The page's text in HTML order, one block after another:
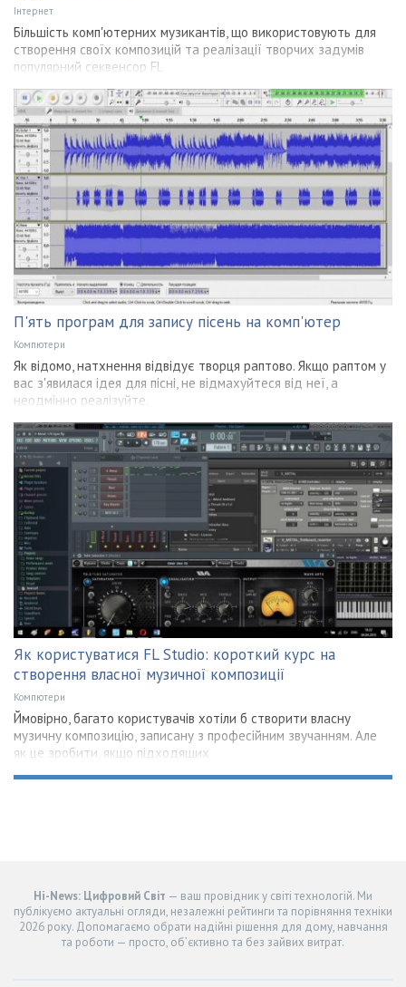
Інтернет
Більшість комп'ютерних музикантів, що використовують для
створення своїх композицій та реалізації творчих задумів
популярний секвенсор FL
П'ять програм для запису пісень на комп'ютер
Компютери
Як відомо, натхнення відвідує творця раптово. Якщо раптом у
вас з'явилася ідея для пісні, не відмахуйтеся від неї, а
неодмінно реалізуйте.
Як користуватися FL Studio: короткий курс на
створення власної музичної композиції
Компютери
Ймовірно, багато користувачів хотіли б створити власну
музичну композицію, записану з професійним звучанням. Але
як це зробити, якщо підходящих
Hi-News: Цифровий Світ — ваш провідник у світі технологій. Ми
публікуємо актуальні огляди, незалежні рейтинги та порівняння техніки
2026 року. Допомагаємо обрати надійні рішення для дому, навчання
та роботи — просто, об’єктивно та без зайвих витрат.